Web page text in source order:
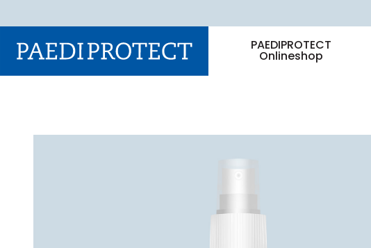
PAEDIPROTECT
Onlineshop